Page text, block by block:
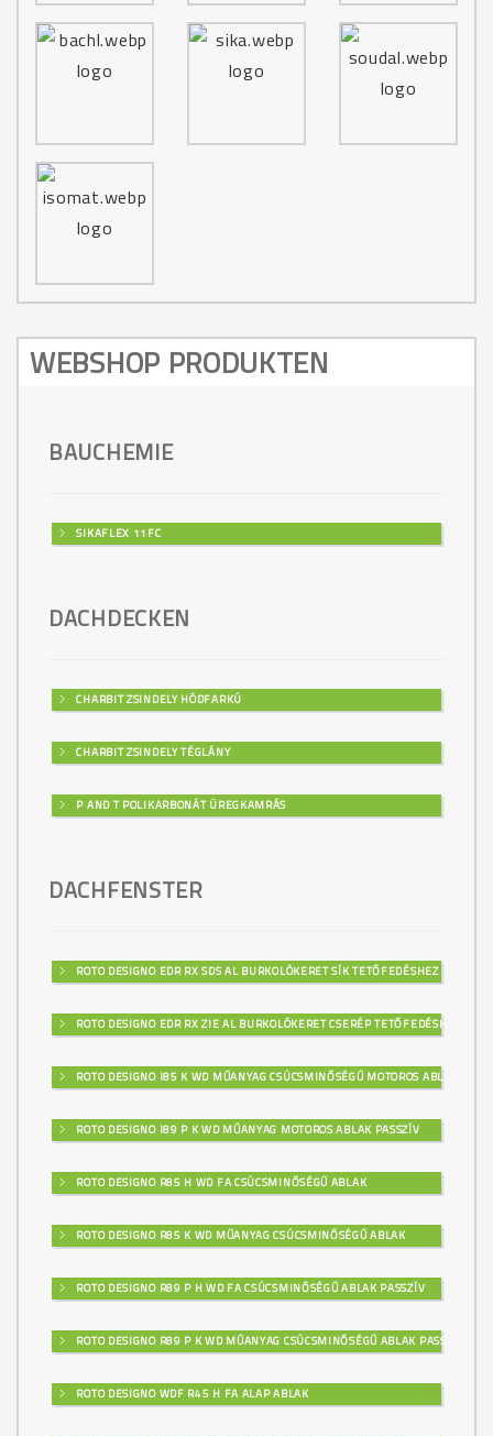
WEBSHOP PRODUKTEN
BAUCHEMIE
SIKAFLEX 11FC
DACHDECKEN
CHARBIT ZSINDELY HÓDFARKÚ
CHARBIT ZSINDELY TÉGLÁNY
P AND T POLIKARBONÁT ÜREGKAMRÁS
DACHFENSTER
ROTO DESIGNO EDR RX SDS AL BURKOLÓKERET SÍK TETŐFEDÉSHEZ
ROTO DESIGNO EDR RX ZIE AL BURKOLÓKERET CSERÉP TETŐFEDÉSHEZ
ROTO DESIGNO I85 K WD MŰANYAG CSÚCSMINŐSÉGŰ MOTOROS ABLAK
ROTO DESIGNO I89 P K WD MŰANYAG MOTOROS ABLAK PASSZÍV
ROTO DESIGNO R85 H WD FA CSÚCSMINŐSÉGŰ ABLAK
ROTO DESIGNO R85 K WD MŰANYAG CSÚCSMINŐSÉGŰ ABLAK
ROTO DESIGNO R89 P H WD FA CSÚCSMINŐSÉGŰ ABLAK PASSZÍV
ROTO DESIGNO R89 P K WD MŰANYAG CSÚCSMINŐSÉGŰ ABLAK PASSZÍV
ROTO DESIGNO WDF R45 H FA ALAP ABLAK